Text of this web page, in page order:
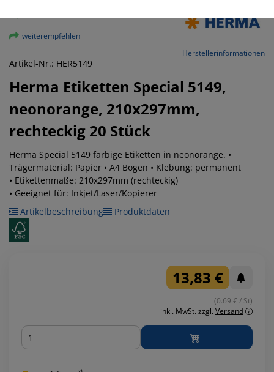
Herstellerinformationen
weiterempfehlen
Artikel-Nr.: HER5149
Herma Etiketten Special 5149,
neonorange, 210x297mm,
rechteckig 20 Stück
Herma Special 5149 farbige Etiketten in neonorange. •
Trägermaterial: Papier • A4 Bogen • Klebung: permanent
• Etikettenmaße: 210x297mm (rechteckig)
• Geeignet für: Inkjet/Laser/Kopierer
Artikelbeschreibung
Produktdaten
13,83 €
(0.69 € / St)
inkl. MwSt. zzgl. Versand
Menge